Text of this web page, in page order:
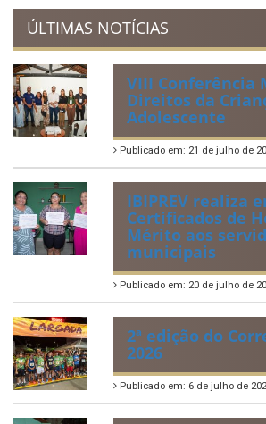
ÚLTIMAS NOTÍCIAS
VIII Conferência
Direitos da
Adolescente
Publicado em: 21 de julho de
IBIPREV realiza
Certificados de
Mérito aos
municipais
Publicado em: 20 de julho de
2ª edição do
2026
Publicado em: 6 de julho de